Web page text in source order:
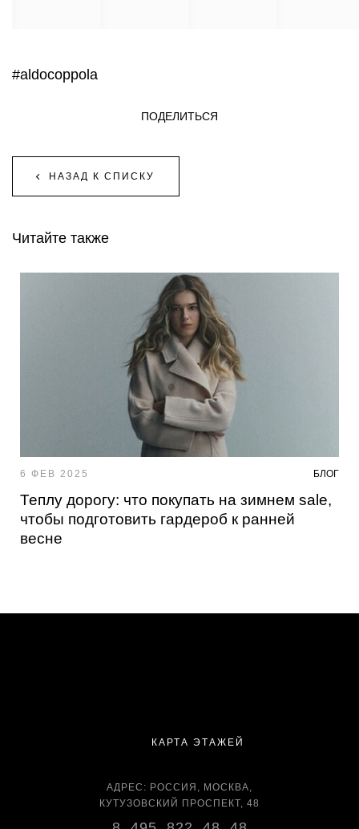
#aldocoppola
НАЗАД К СПИСКУ
ПОДЕЛИТЬСЯ
Читайте также
6 ФЕВ 2025 БЛОГ
Теплу дорогу: что покупать на зимнем sale,
чтобы подготовить гардероб к ранней
весне
КАРТА ЭТАЖЕЙ
АДРЕС: РОССИЯ, МОСКВА,
КУТУЗОВСКИЙ ПРОСПЕКТ, 48